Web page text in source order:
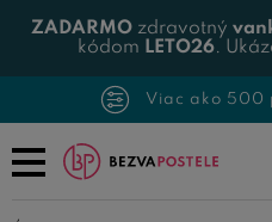
ZADARMOzdravotný
kódom LETO26.
Viac ako 500